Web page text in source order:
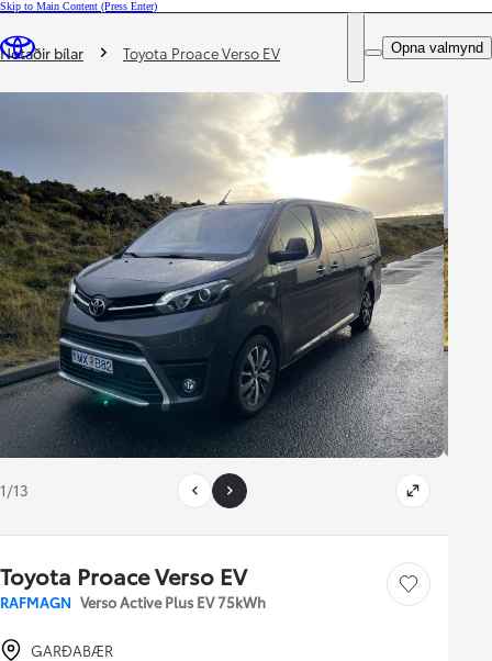
Skip to Main Content (Press Enter)
DEALER NAME
Opna valmynd
Þú ert hér
Notaðir bílar Toyota Proace Verso EV
1/13
Toyota Proace Verso EV
RAFMAGN Verso Active Plus EV 75kWh
Vista bíl
GARÐABÆR